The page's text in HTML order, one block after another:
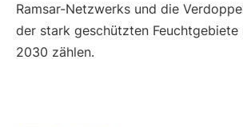
Ramsar-Netzwerks und die
der stark geschützten Feuchtgebiete
2030 zählen.